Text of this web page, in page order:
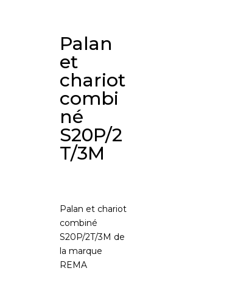
Palan
et
chariot
combi
né
S20P/2
T/3M
Palan et chariot
combiné
S20P/2T/3M de
la marque
REMA